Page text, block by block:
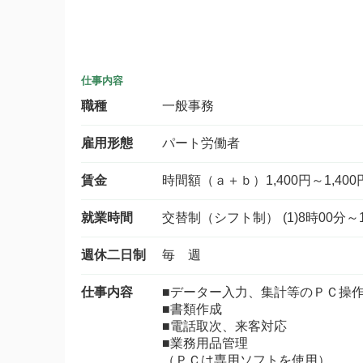
仕事内容
職種 一般事務
雇用形態 パート労働者
賃金 時間額（ａ＋ｂ）1,400円～1,400
就業時間 交替制（シフト制） (1)8時00分～
週休二日制 毎 週
仕事内容
■データー入力、集計等のＰＣ操
■書類作成
■電話取次、来客対応
■業務用品管理
（ＰＣは専用ソフトを使用）